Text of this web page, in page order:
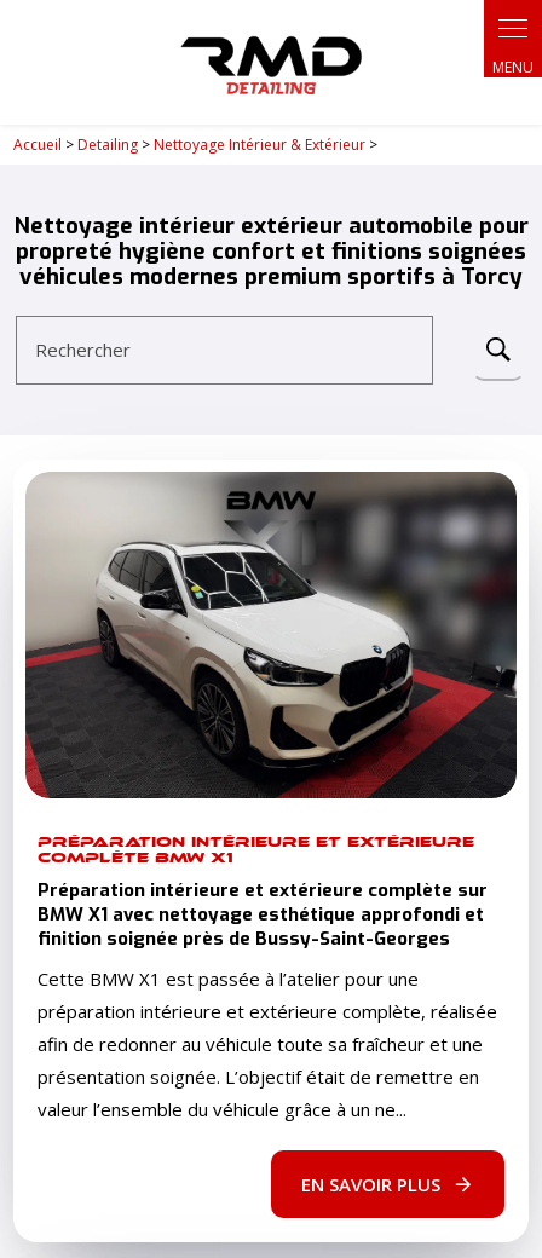
Accueil >Detailing >Nettoyage Intérieur & Extérieur >
Nettoyage intérieur extérieur automobile pour
propreté hygiène confort et finitions soignées
véhicules modernes premium sportifs à Torcy
Rechercher
PRÉPARATION INTÉRIEURE ET EXTÉRIEURE
COMPLÈTE BMW X1
Préparation intérieure et extérieure complète sur
BMW X1 avec nettoyage esthétique approfondi et
finition soignée près de Bussy-Saint-Georges
Cette BMW X1 est passée à l’atelier pour une
préparation intérieure et extérieure complète, réalisée
afin de redonner au véhicule toute sa fraîcheur et une
présentation soignée. L’objectif était de remettre en
valeur l’ensemble du véhicule grâce à un ne...
EN SAVOIR PLUS